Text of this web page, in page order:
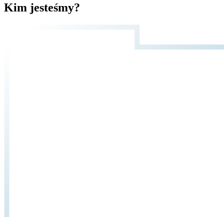
Kim jesteśmy?